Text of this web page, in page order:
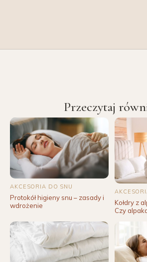
Przeczytaj
AKCESORIA DO SNU
Protokół higieny snu – zasady i
wdrożenie
Kołdry z
Czy